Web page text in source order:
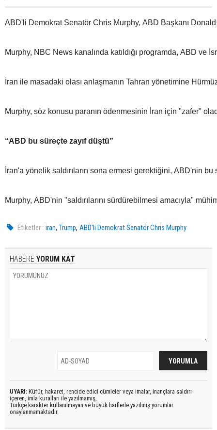
ABD'li Demokrat Senatör Chris Murphy, ABD Başkanı
Murphy, NBC News kanalında katıldığı programda, ABD ve
İran ile masadaki olası anlaşmanın Tahran yönetimine
Murphy, söz konusu paranın ödenmesinin İran için "zafer"
“ABD bu süreçte zayıf düştü”
İran'a yönelik saldırıların sona ermesi gerektiğini, ABD'nin
Murphy, ABD'nin "saldırılarını sürdürebilmesi amacıyla"
Etiketler : iran,Trump,ABD'li Demokrat Senatör Chris Murphy
HABERE YORUM KAT
UYARI: Küfür, hakaret, rencide edici cümleler veya imalar, inançlara saldırı
içeren, imla kuralları ile yazılmamış,
Türkçe karakter kullanılmayan ve büyük harflerle yazılmış yorumlar
onaylanmamaktadır.